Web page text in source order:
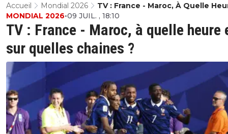
Accueil Mondial 2026
TV : France - Maroc, À Quelle
Sur Quelles Chaines ?
TV : France - Maroc, à quelle heure
sur quelles chaines ?
MONDIAL 2026•09 JUIL. , 18:10